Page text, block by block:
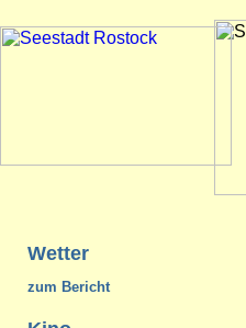
Wetter
zum Bericht